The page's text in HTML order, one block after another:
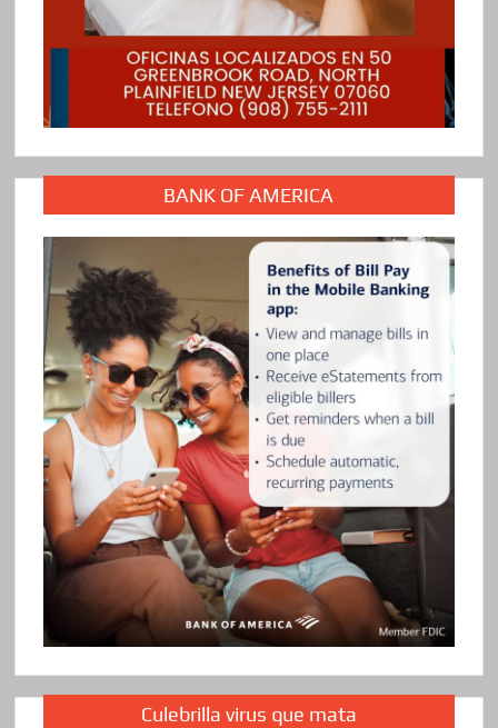
BANK OF AMERICA
Culebrilla virus que mata